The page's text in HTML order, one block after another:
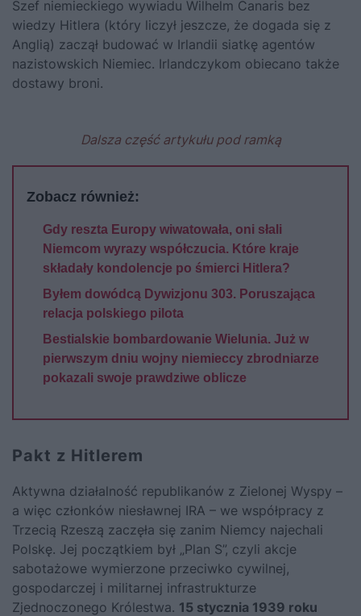
Szef niemieckiego wywiadu Wilhelm Canaris bez
wiedzy Hitlera (który liczył jeszcze, że dogada się z
Anglią) zaczął budować w Irlandii siatkę agentów
nazistowskich Niemiec. Irlandczykom obiecano także
dostawy broni.
Dalsza część artykułu pod ramką
Zobacz również:
Gdy reszta Europy wiwatowała, oni słali
Niemcom wyrazy współczucia. Które kraje
składały kondolencje po śmierci Hitlera?
Byłem dowódcą Dywizjonu 303. Poruszająca
relacja polskiego pilota
Bestialskie bombardowanie Wielunia. Już w
pierwszym dniu wojny niemieccy zbrodniarze
pokazali swoje prawdziwe oblicze
Pakt z Hitlerem
Aktywna działalność republikanów z Zielonej Wyspy –
a więc członków niesławnej IRA – we współpracy z
Trzecią Rzeszą zaczęła się zanim Niemcy najechali
Polskę. Jej początkiem był „Plan S”, czyli akcje
sabotażowe wymierzone przeciwko cywilnej,
gospodarczej i militarnej infrastrukturze
Zjednoczonego Królestwa. 15 stycznia 1939 roku